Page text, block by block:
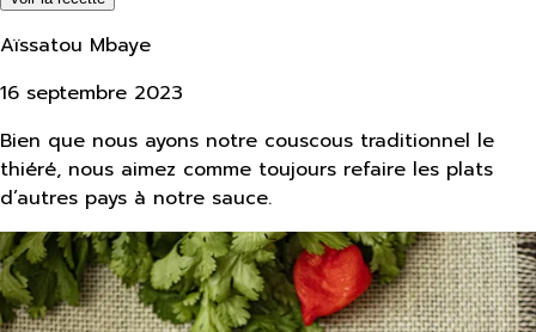
Aïssatou Mbaye
16 septembre 2023
Bien que nous ayons notre couscous traditionnel le
thiéré, nous aimez comme toujours refaire les plats
d’autres pays à notre sauce.